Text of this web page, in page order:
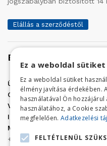
Elállás a szerződéstől
Elérhetőség
Üzletünk címe:Szolnok,
Golf Center Áruház:
06 (56)
VÁR-Kert Áruház: 06 (56)
Iroda:06 (56) 421-857
Megrendelés, termék
+36 (70) 938-3356
Ez a weboldal sütiket
Ez a weboldal sütiket
élmény javítása érdekében.
használatával Ön hozzájárul
használatához, a Cookie
megfelelően. Adatkezelési
FELTÉTLENÜL